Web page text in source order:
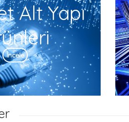
Alt Yapı
İncele